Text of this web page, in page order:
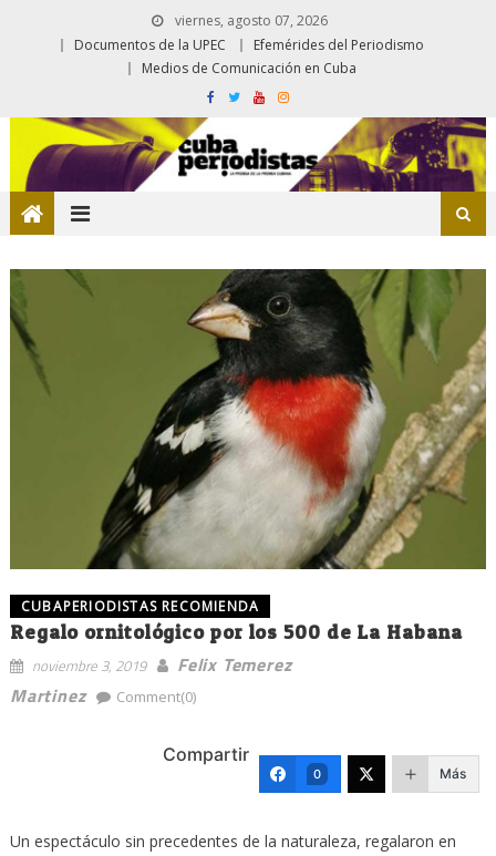
viernes, agosto 07, 2026
Documentos de la UPEC
Efemérides del Periodismo
Medios de Comunicación en Cuba
CUBAPERIODISTAS RECOMIENDA
Regalo ornitológico por los 500 de La Habana
noviembre 3, 2019
Felix Temerez
Martinez
Comment(0)
Compartir
0 Más
Un espectáculo sin precedentes de la naturaleza, regalaron en